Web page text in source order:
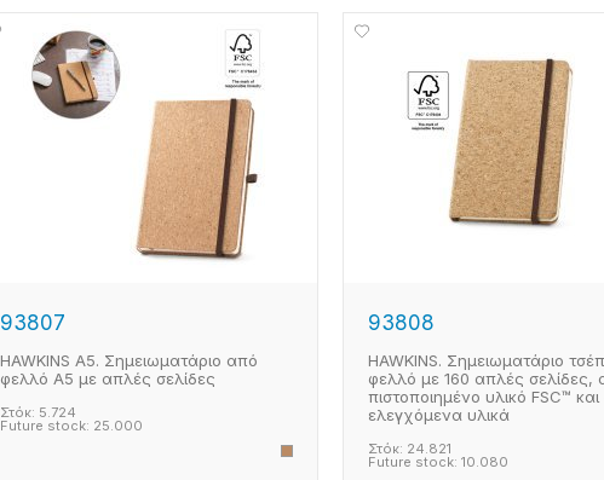
93807
HAWKINS A5. Σημειωματάριο από
φελλό A5 με απλές σελίδες
Στόκ: 5.724
Future stock: 25.000
93808
HAWKINS. Σημειωματάριο
φελλό με 160 απλές σελίδες,
πιστοποιημένο υλικό FSC™
ελεγχόμενα υλικά
Στόκ: 24.821
Future stock: 10.080